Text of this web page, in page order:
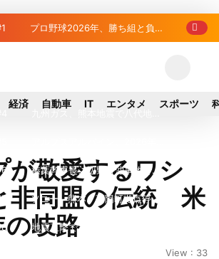
プロ野球2026年、勝ち組と負け
由に
月1日付人事異動を発表
#6 榛葉幹事長、辺野古沖事故で
地元メディアの報道不足」指摘 那覇
問中
ソニー、熊本・菊陽町拠点停
復旧見通し立たず 半導体集積地に
地震直撃でもTSMCは熊本を見
経済 自動車 IT エンタメ スポーツ
が敬愛するワシ
非同盟の伝統 米
岐路
View : 33